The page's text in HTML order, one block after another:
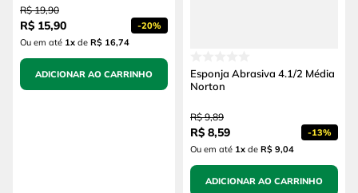
R$ 19,90
R$ 15,90 -20%
Ou em até 1x de R$ 16,74
ADICIONAR AO CARRINHO
Esponja Abrasiva 4.1/2 Média
Norton
R$ 9,89
R$ 8,59 -13%
Ou em até 1x de R$ 9,04
ADICIONAR AO CARRINHO